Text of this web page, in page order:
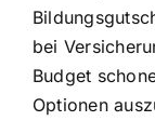
bei
Budget
Optionen